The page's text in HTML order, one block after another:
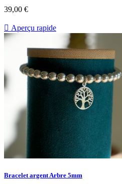
39,00 €
 Aperçu rapide
Bracelet argent Arbre 5mm